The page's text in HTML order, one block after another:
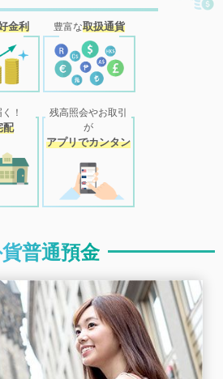
金利 豊富な取扱通貨
！
配
残高照会やお取引
が
アプリでカンタン
普通預金